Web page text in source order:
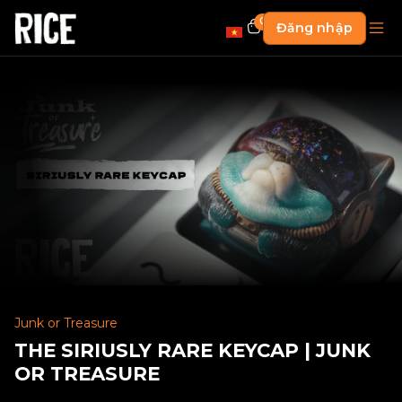
0 Đăng nhập
Junk or Treasure
THE SIRIUSLY RARE KEYCAP | JUNK
OR TREASURE